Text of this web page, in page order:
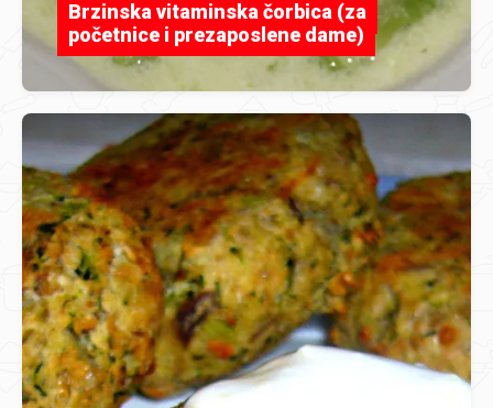
Brzinska vitaminska čorbica (za
početnice i prezaposlene dame)